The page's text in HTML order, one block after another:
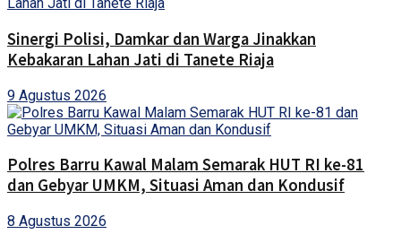
Sinergi Polisi, Damkar dan Warga Jinakkan
Kebakaran Lahan Jati di Tanete Riaja
9 Agustus 2026
Polres Barru Kawal Malam Semarak HUT RI ke-81
dan Gebyar UMKM, Situasi Aman dan Kondusif
8 Agustus 2026